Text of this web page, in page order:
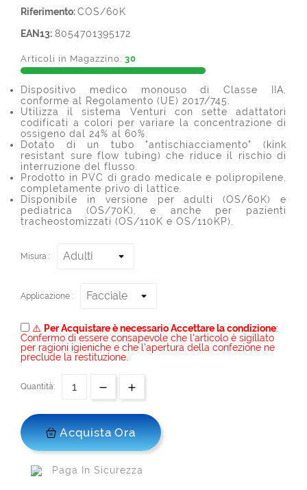
Riferimento:COS/60K
EAN13: 8054701395172
Articoli in Magazzino: 30
Dispositivo medico monouso di Classe IIA,
conforme al Regolamento (UE) 2017/745.
Utilizza il sistema Venturi con sette adattatori
codificati a colori per variare la concentrazione di
ossigeno dal 24% al 60%.
Dotato di un tubo "antischiacciamento" (kink
resistant sure flow tubing) che riduce il rischio di
interruzione del flusso.
Prodotto in PVC di grado medicale e polipropilene,
completamente privo di lattice.
Disponibile in versione per adulti (OS/60K) e
pediatrica (OS/70K), e anche per pazienti
tracheostomizzati (OS/110K e OS/110KP).
Misura :
Applicazione :
⚠️ Per Acquistare è necessario Accettare la condizione:
Confermo di essere consapevole che l'articolo è sigillato
per ragioni igieniche e che l'apertura della confezione ne
preclude la restituzione.
Quantità:
Acquista Ora
Paga In Sicurezza